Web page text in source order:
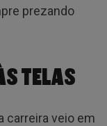
prezando
TELAS
carreira veio em